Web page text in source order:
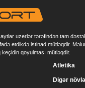
uzerlər tərəfindən tam
etdikdə istinad mütləqdir.
qoyulması mütləqdir.
Atletika
Digər